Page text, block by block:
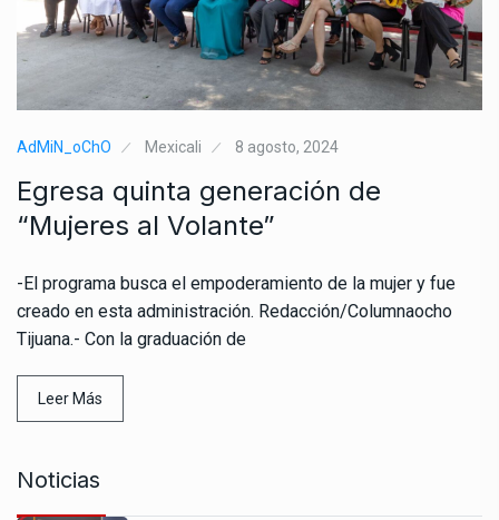
AdMiN_oChO Mexicali 8 agosto, 2024
Egresa quinta generación de
“Mujeres al Volante”
-El programa busca el empoderamiento de la mujer y fue
creado en esta administración. Redacción/Columnaocho
Tijuana.- Con la graduación de
Leer Más
Noticias